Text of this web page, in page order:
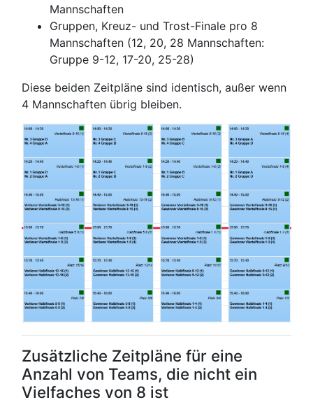
Mannschaften
Gruppen, Kreuz- und Trost-Finale pro 8
Mannschaften (12, 20, 28 Mannschaften:
Gruppe 9-12, 17-20, 25-28)
Diese beiden Zeitpläne sind identisch, außer wenn
4 Mannschaften übrig bleiben.
Zusätzliche Zeitpläne für eine
Anzahl von Teams, die nicht ein
Vielfaches von 8 ist